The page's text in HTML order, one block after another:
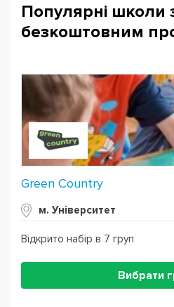
Популярні школи
безкоштовним
Green Country
м. Університет
Відкрито набір в 7 груп
Вибрати